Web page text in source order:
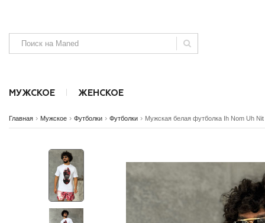
МУЖСКОЕ
SALE NEW Аксессуары Безрукавки Джинсы и
ЖЕНСКОЕ
SALE NEW Аксессуары Джинсы, штаны и шорты
Главная › Мужское › Футболки › Футболки › Мужская белая футболка Ih Nom Uh